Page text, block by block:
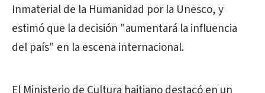
Inmaterial de la Humanidad por la Unesco, y
estimó que la decisión "aumentará la influencia
del país" en la escena internacional.